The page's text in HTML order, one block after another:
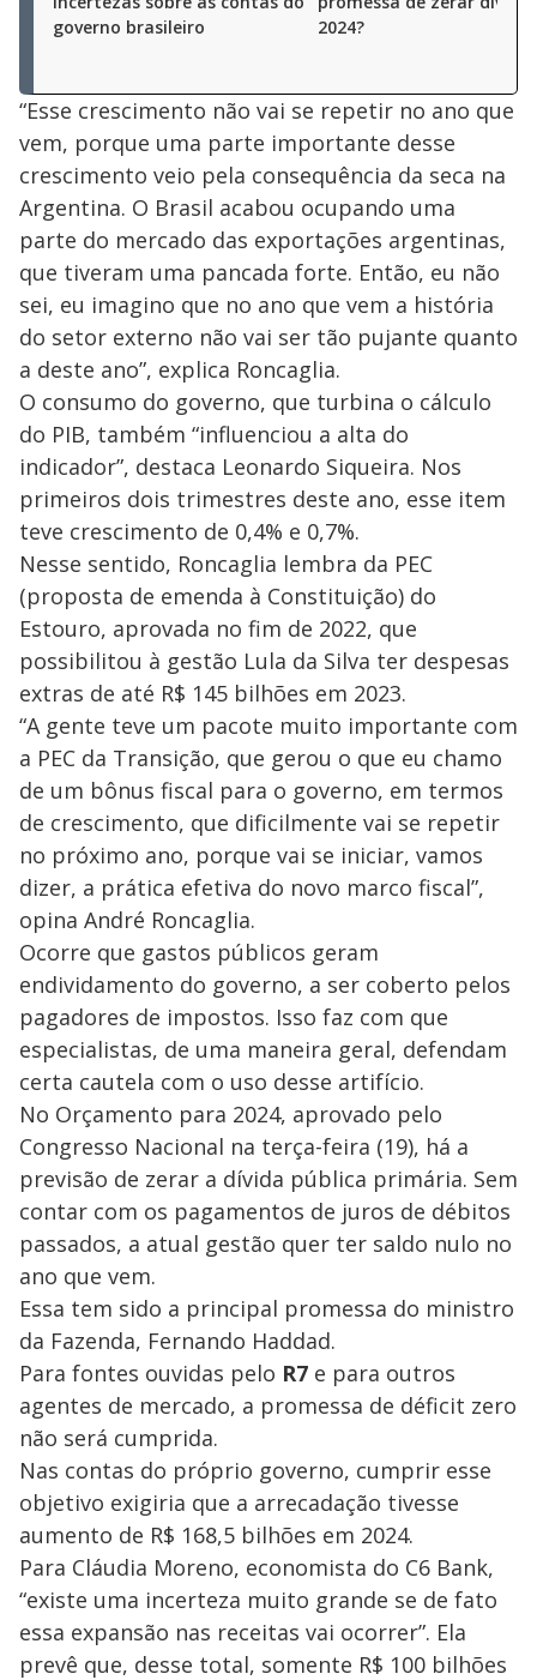
governo brasileiro
2024?
“Esse crescimento não vai se repetir no ano que
vem, porque uma parte importante desse
crescimento veio pela consequência da seca na
Argentina. O Brasil acabou ocupando uma
parte do mercado das exportações argentinas,
que tiveram uma pancada forte. Então, eu não
sei, eu imagino que no ano que vem a história
do setor externo não vai ser tão pujante quanto
a deste ano”, explica Roncaglia.
O consumo do governo, que turbina o cálculo
do PIB, também “influenciou a alta do
indicador”, destaca Leonardo Siqueira. Nos
primeiros dois trimestres deste ano, esse item
teve crescimento de 0,4% e 0,7%.
Nesse sentido, Roncaglia lembra da PEC
(proposta de emenda à Constituição) do
Estouro, aprovada no fim de 2022, que
possibilitou à gestão Lula da Silva ter despesas
extras de até R$ 145 bilhões em 2023.
“A gente teve um pacote muito importante com
a PEC da Transição, que gerou o que eu chamo
de um bônus fiscal para o governo, em termos
de crescimento, que dificilmente vai se repetir
no próximo ano, porque vai se iniciar, vamos
dizer, a prática efetiva do novo marco fiscal”,
opina André Roncaglia.
Ocorre que gastos públicos geram
endividamento do governo, a ser coberto pelos
pagadores de impostos. Isso faz com que
especialistas, de uma maneira geral, defendam
certa cautela com o uso desse artifício.
No Orçamento para 2024, aprovado pelo
Congresso Nacional na terça-feira (19), há a
previsão de zerar a dívida pública primária. Sem
contar com os pagamentos de juros de débitos
passados, a atual gestão quer ter saldo nulo no
ano que vem.
Essa tem sido a principal promessa do ministro
da Fazenda, Fernando Haddad.
Para fontes ouvidas pelo R7 e para outros
agentes de mercado, a promessa de déficit zero
não será cumprida.
Nas contas do próprio governo, cumprir esse
objetivo exigiria que a arrecadação tivesse
aumento de R$ 168,5 bilhões em 2024.
Para Cláudia Moreno, economista do C6 Bank,
“existe uma incerteza muito grande se de fato
essa expansão nas receitas vai ocorrer”. Ela
prevê que, desse total, somente R$ 100 bilhões